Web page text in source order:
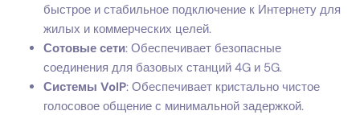
быстрое и стабильное подключение к Интернету для
жилых и коммерческих целей.
Сотовые сети: Обеспечивает безопасные
соединения для базовых станций 4G и 5G.
Системы VoIP: Обеспечивает кристально чистое
голосовое общение с минимальной задержкой.